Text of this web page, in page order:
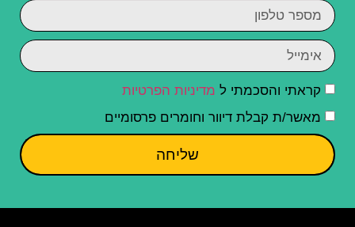
קראתי והסכמתי ל מדיניות הפרטיות
מאשר/ת קבלת דיוור וחומרים פרסומיים
שליחה